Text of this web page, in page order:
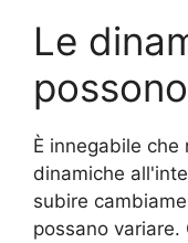
Le
È innegabile che
dinamiche
subire
possano